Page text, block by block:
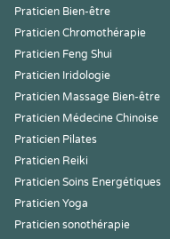
Praticien Bien-être
Praticien Chromothérapie
Praticien Feng Shui
Praticien Iridologie
Praticien Massage Bien-être
Praticien Médecine Chinoise
Praticien Pilates
Praticien Reiki
Praticien Soins Energétiques
Praticien Yoga
Praticien sonothérapie